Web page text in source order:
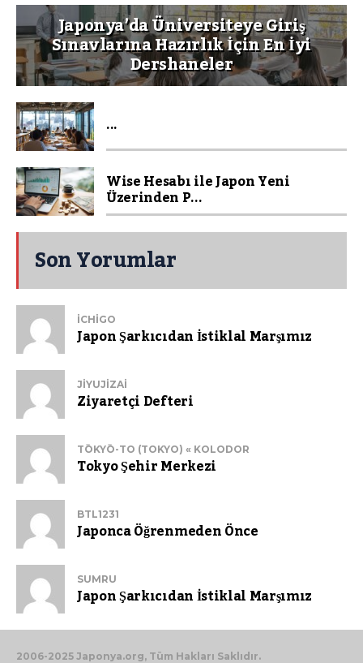
Japonya’da Üniversiteye Giriş
Sınavlarına Hazırlık İçin En İyi
Dershaneler
...
Wise Hesabı ile Japon Yeni
Üzerinden P...
Son Yorumlar
ICHIGO
Japon Şarkıcıdan İstiklal Marşımız
JIYUJIZAI
Ziyaretçi Defteri
TŌKYŌ-TO (TOKYO) « KOLODOR
Tokyo Şehir Merkezi
BTL1231
Japonca Öğrenmeden Önce
SUMRU
Japon Şarkıcıdan İstiklal Marşımız
2006-2025 Japonya.org, Tüm Hakları Saklıdır.